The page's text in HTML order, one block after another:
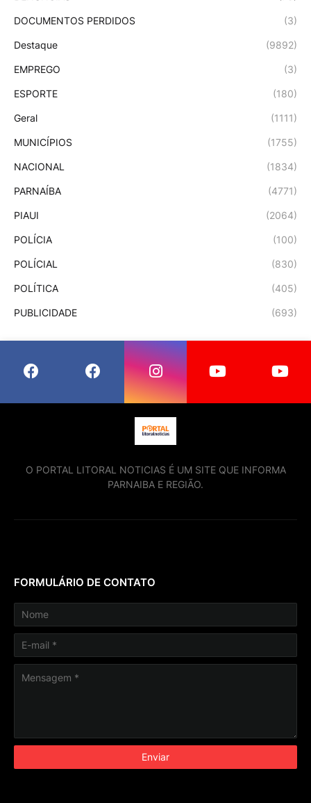
DOCUMENTOS PERDIDOS (3)
Destaque (9892)
EMPREGO (3)
ESPORTE (180)
Geral (1111)
MUNICÍPIOS (1755)
NACIONAL (1834)
PARNAÍBA (4771)
PIAUI (2064)
POLÍCIA (100)
POLÍCIAL (830)
POLÍTICA (405)
PUBLICIDADE (693)
O PORTAL LITORAL NOTICIAS É UM SITE QUE INFORMA
PARNAIBA E REGIÃO.
FORMULÁRIO DE CONTATO